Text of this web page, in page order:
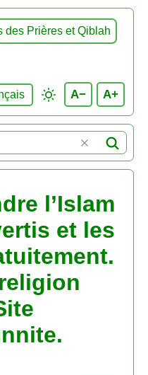
des Prières et Qiblah
A− A+
l’Islam
et les